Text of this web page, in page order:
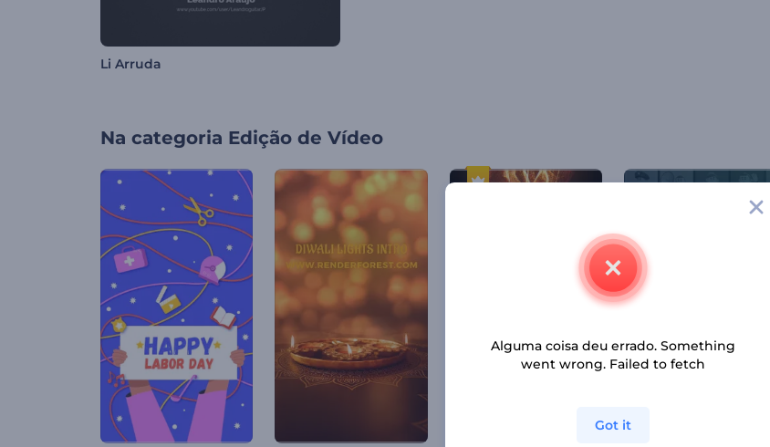
Li Arruda
Na categoria Edição de Vídeo
Alguma coisa deu errado. Something
went wrong. Failed to fetch
Got it